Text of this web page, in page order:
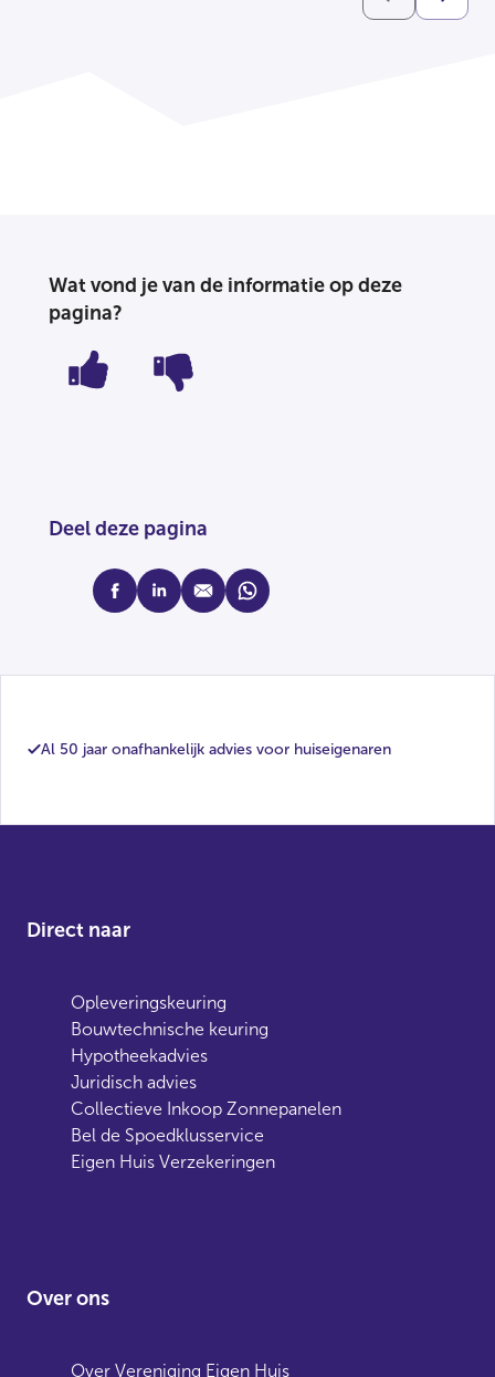
Wat vond je van de informatie op deze
pagina?
Deel deze pagina
facebooklinkedinmail whatsapp
Al 50 jaar onafhankelijk advies voor huiseigenaren
Direct naar
Opleveringskeuring
Bouwtechnische keuring
Hypotheekadvies
Juridisch advies
Collectieve Inkoop Zonnepanelen
Bel de Spoedklusservice
Eigen Huis Verzekeringen
Over ons
Over Vereniging Eigen Huis